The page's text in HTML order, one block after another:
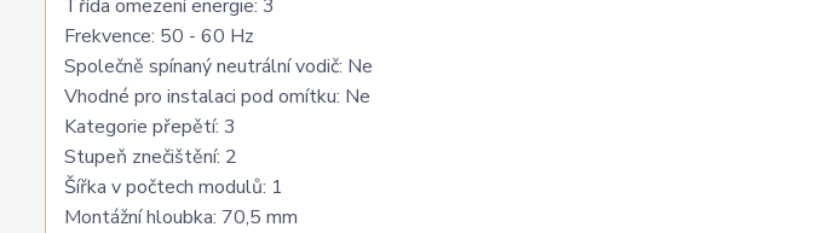
Třída omezení energie: 3
Frekvence: 50 - 60 Hz
Společně spínaný neutrální vodič: Ne
Vhodné pro instalaci pod omítku: Ne
Kategorie přepětí: 3
Stupeň znečištění: 2
Šířka v počtech modulů: 1
Montážní hloubka: 70,5 mm